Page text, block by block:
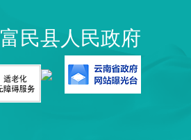
富民县人民政府